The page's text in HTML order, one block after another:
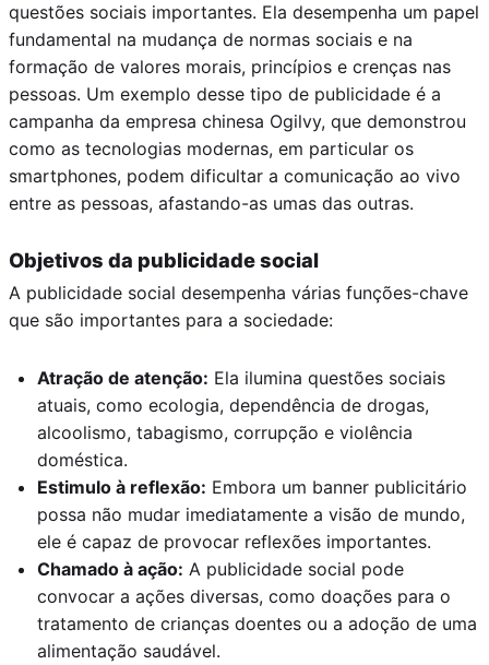
questões sociais importantes. Ela desempenha um papel
fundamental na mudança de normas sociais e na
formação de valores morais, princípios e crenças nas
pessoas. Um exemplo desse tipo de publicidade é a
campanha da empresa chinesa Ogilvy, que demonstrou
como as tecnologias modernas, em particular os
smartphones, podem dificultar a comunicação ao vivo
entre as pessoas, afastando-as umas das outras.
Objetivos da publicidade social
A publicidade social desempenha várias funções-chave
que são importantes para a sociedade:
Atração de atenção: Ela ilumina questões sociais
atuais, como ecologia, dependência de drogas,
alcoolismo, tabagismo, corrupção e violência
doméstica.
Estimulo à reflexão: Embora um banner publicitário
possa não mudar imediatamente a visão de mundo,
ele é capaz de provocar reflexões importantes.
Chamado à ação: A publicidade social pode
convocar a ações diversas, como doações para o
tratamento de crianças doentes ou a adoção de uma
alimentação saudável.